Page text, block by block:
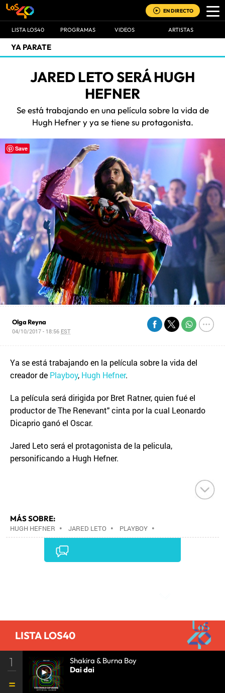
EN DIRECTO
LISTA LOS40 PROGRAMAS VIDEOS ARTISTAS
YA PARATE
JARED LETO SERÁ HUGH
HEFNER
Se está trabajando en una película sobre la vida de
Hugh Hefner y ya se tiene su protagonista.
Olga Reyna
04/10/2017 - 18:56 EST
Ya se está trabajando en la película sobre la vida del
creador de Playboy, Hugh Hefner.
La película será dirigida por Bret Ratner, quien fué el
productor de The Renevant" cinta por la cual Leonardo
Dicaprio ganó el Oscar.
Jared Leto será el protagonista de la pelicula,
personificando a Hugh Hefner.
MÁS SOBRE:
HUGH HEFNER • JARED LETO • PLAYBOY •
•MEDIOS COMUNICACIÓN•
COMUNICACIÓN•
LISTA LOS40
1
Shakira & Burna Boy
Dai dai
Save